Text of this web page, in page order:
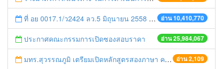
อ่าน 10,410,770
ที่ อย 0017.1/ว2424 ลว.5 มิถุนายน 2558 เรื่อง แจ้งกำหนดตรวจประเมินและให้คะแนนหน่วยงานที่สมัครเข้าร่วมโครงการพัฒนาหน่วยงานต้นแบบในการจัดตั้งศูนย์ข้อมูลข่าวสารของราชการฯ ประจำปีงบประมาณ พ.ศ. 2558
อ่าน 25,984,067
ประกาศคณะกรรมการเปิดซองสอบราคา
อ่าน 2,109
มทร.สุวรรณภูมิ เตรียมเปิดหลักสูตรสองภาษา คณะศิลปศาสตร์ สาขาวิชาการจัดนำเที่ยวระหว่างประเทศ หลักสูตรสองภาษา